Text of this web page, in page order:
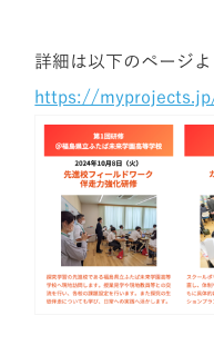
詳細は以下のページ
https://